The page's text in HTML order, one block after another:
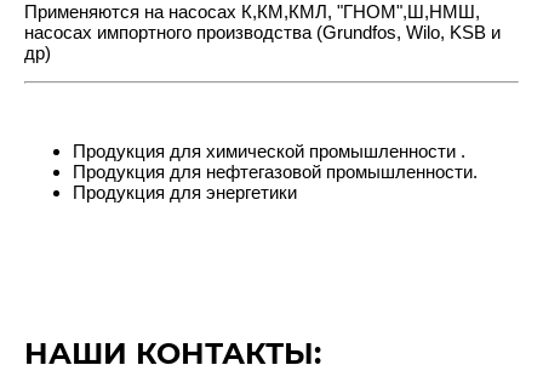
Применяются на насосах К,КМ,КМЛ, "ГНОМ",Ш,НМШ,
насосах импортного производства (Grundfos, Wilo, KSB и
др)
Продукция для химической промышленности .
Продукция для нефтегазовой промышленности.
Продукция для энергетики
НАШИ КОНТАКТЫ: